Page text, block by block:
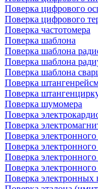
Поверка цифрового
Поверка цифрового
Поверка частотомера
Поверка шаблона
Поверка шаблона
Поверка шаблона
Поверка шаблона
Поверка
Поверка
Поверка шумомера
Поверка
Поверка
Поверка электронного
Поверка электронного
Поверка
Поверка
Поверка электронных